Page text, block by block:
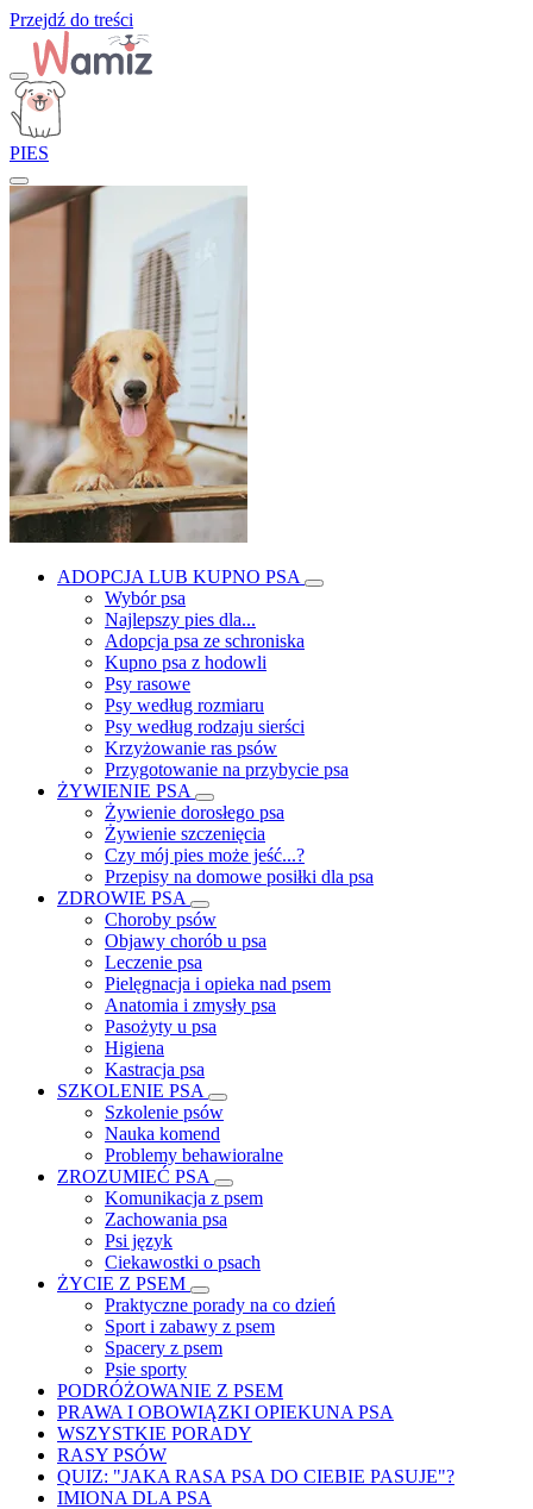
Przejdź do treści
PIES
ADOPCJA LUB KUPNO PSA
Wybór psa
Najlepszy pies dla...
Adopcja psa ze schroniska
Kupno psa z hodowli
Psy rasowe
Psy według rozmiaru
Psy według rodzaju sierści
Krzyżowanie ras psów
Przygotowanie na przybycie psa
ŻYWIENIE PSA
Żywienie dorosłego psa
Żywienie szczenięcia
Czy mój pies może jeść...?
Przepisy na domowe posiłki dla psa
ZDROWIE PSA
Choroby psów
Objawy chorób u psa
Leczenie psa
Pielęgnacja i opieka nad psem
Anatomia i zmysły psa
Pasożyty u psa
Higiena
Kastracja psa
SZKOLENIE PSA
Szkolenie psów
Nauka komend
Problemy behawioralne
ZROZUMIEĆ PSA
Komunikacja z psem
Zachowania psa
Psi język
Ciekawostki o psach
ŻYCIE Z PSEM
Praktyczne porady na co dzień
Sport i zabawy z psem
Spacery z psem
Psie sporty
PODRÓŻOWANIE Z PSEM
PRAWA I OBOWIĄZKI OPIEKUNA PSA
WSZYSTKIE PORADY
RASY PSÓW
QUIZ: "JAKA RASA PSA DO CIEBIE PASUJE"?
IMIONA DLA PSA